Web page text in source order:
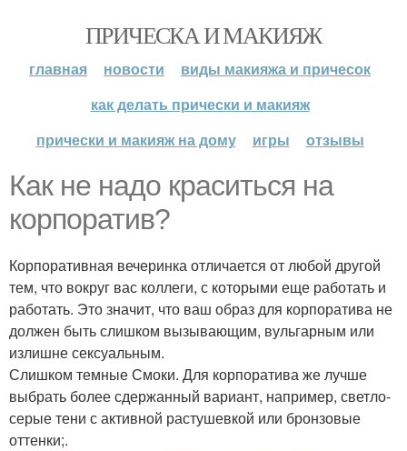
ПРИЧЕСКА И МАКИЯЖ
главная новости
виды макияжа и причесок
как делать прически и макияж
прически и макияж на дому
игры отзывы
Как не надо краситься на
корпоратив?
Корпоративная вечеринка отличается от любой другой
тем, что вокруг вас коллеги, с которыми еще работать и
работать. Это значит, что ваш образ для корпоратива не
должен быть слишком вызывающим, вульгарным или
излишне сексуальным.
Слишком темные Смоки. Для корпоратива же лучше
выбрать более сдержанный вариант, например, светло-
серые тени с активной растушевкой или бронзовые
оттенки;.